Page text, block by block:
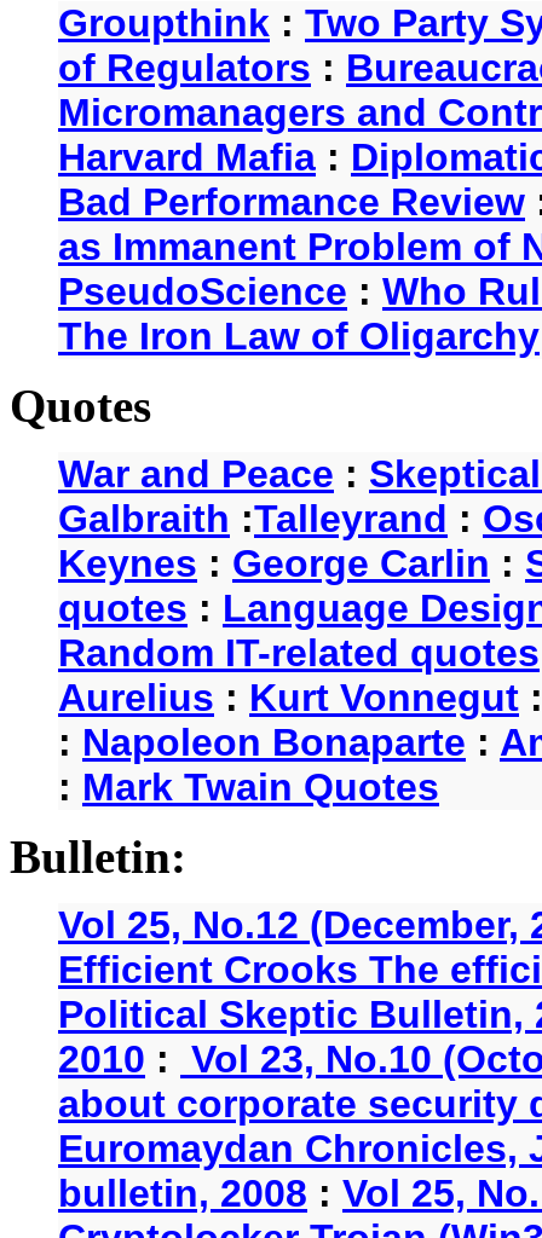
Groupthink : Two Party
of Regulators :
Micromanagers and
Harvard Mafia :
Bad Performance Review
as Immanent Problem of
PseudoScience : Who
The Iron Law of Oligarchy
Quotes
War and Peace :
Galbraith :Talleyrand :
Keynes : George Carlin :
quotes : Language
Random IT-related quotes
Aurelius : Kurt Vonnegut
: Napoleon Bonaparte :
: Mark Twain Quotes
Bulletin:
Vol 25, No.12
Efficient Crooks The
Political Skeptic Bulletin,
2010 : Vol 23, No.10
about corporate security
Euromaydan Chronicles,
bulletin, 2008 : Vol 25,